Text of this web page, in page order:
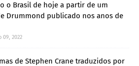
o Brasil de hoje a partir de um
Drummond publicado nos anos de
09, 2022
de Stephen Crane traduzidos por